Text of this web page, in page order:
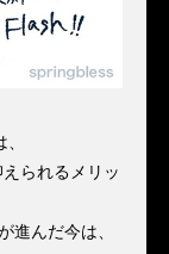
られるメリッ
進んだ今は、